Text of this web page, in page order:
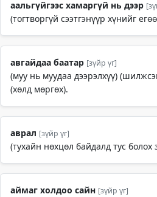
аальгүйгээс хамаргүй нь дээр
(тогтворгүй сээтгэнүүр хүнийг
авгайдаа баатар [зүйр үг]
(муу нь муудаа дээрэлхүү)
(хөлд мөргөх).
аврал [зүйр үг]
(тухайн нөхцөл байдалд тус болох
аймаг холдоо сайн [зүйр үг]